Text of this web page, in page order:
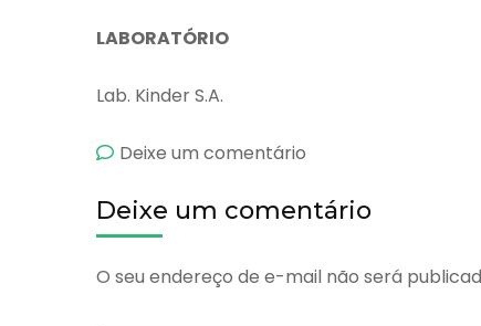
LABORATÓRIO
Lab. Kinder S.A.
Deixe um comentário
Cloroquina
Deixe um comentário
O seu endereço de e-mail não será